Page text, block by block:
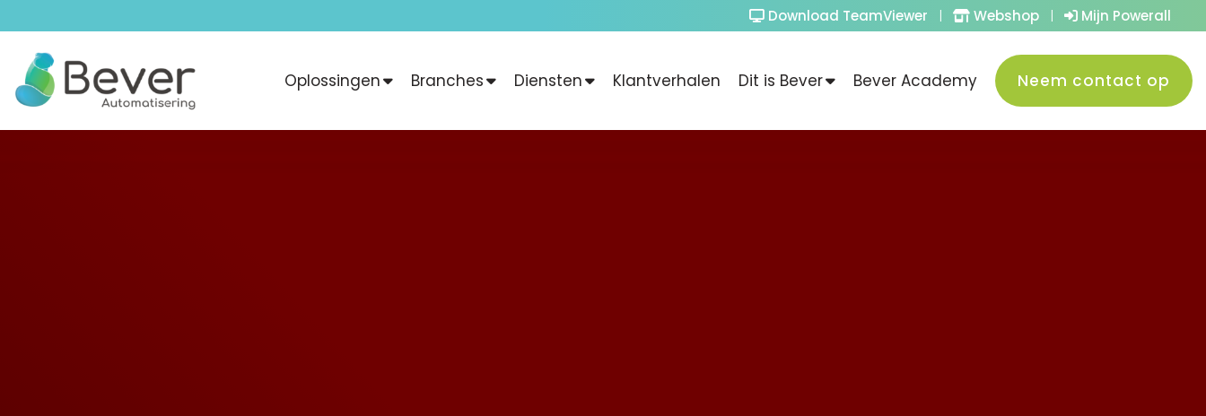
Download TeamViewer | Webshop | Mijn Powerall
Oplossingen Branches Diensten Klantverhalen Dit is Bever Bever Academy Neem contact op